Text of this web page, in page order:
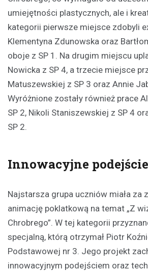
umiejętności plastycznych, ale i
kategorii pierwsze miejsce zdobyli
Klementyna Zdunowska oraz
oboje z SP 1. Na drugim miejscu
Nowicka z SP 4, a trzecie miejsce
Matuszewskiej z SP 3 oraz Annie
Wyróżnione zostały również prace
SP 2, Nikoli Staniszewskiej z SP 4
SP 2.
Innowacyjne
Najstarsza grupa uczniów miała za
animację poklatkową na temat „Z
Chrobrego”. W tej kategorii
specjalną, którą otrzymał Piotr
Podstawowej nr 3. Jego projekt
innowacyjnym podejściem oraz